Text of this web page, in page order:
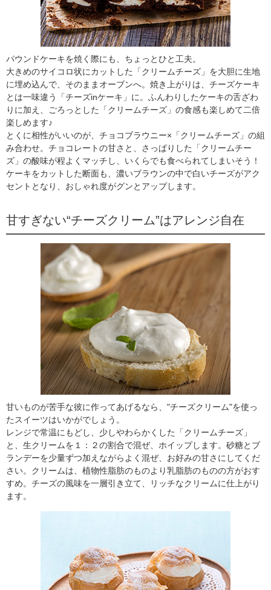
パウンドケーキを焼く際にも、ちょっとひと工夫。
大きめのサイコロ状にカットした「クリームチーズ」を大胆に生地
に埋め込んで、そのままオーブンへ。焼き上がりは、チーズケーキ
とは一味違う「チーズinケーキ」に。ふんわりしたケーキの舌ざわ
りに加え、ごろっとした「クリームチーズ」の食感も楽しめて二倍
楽しめます♪
とくに相性がいいのが、チョコブラウニー×「クリームチーズ」の組
み合わせ。チョコレートの甘さと、さっぱりした「クリームチー
ズ」の酸味が程よくマッチし、いくらでも食べられてしまいそう！
ケーキをカットした断面も、濃いブラウンの中で白いチーズがアク
セントとなり、おしゃれ度がグンとアップします。
甘すぎない“チーズクリーム”はアレンジ自在
甘いものが苦手な彼に作ってあげるなら、"チーズクリーム"を使っ
たスイーツはいかがでしょう。
レンジで常温にもどし、少しやわらかくした「クリームチーズ」
と、生クリームを１：２の割合で混ぜ、ホイップします。砂糖とブ
ランデーを少量ずつ加えながらよく混ぜ、お好みの甘さにしてくだ
さい。クリームは、植物性脂肪のものより乳脂肪のものの方がおす
すめ。チーズの風味を一層引き立て、リッチなクリームに仕上がり
ます。